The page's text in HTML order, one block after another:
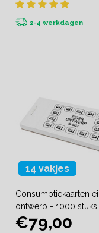
2-4 werkdagen
14 vakjes
Consumptiekaarten
ontwerp - 1000 stuks
€79,00